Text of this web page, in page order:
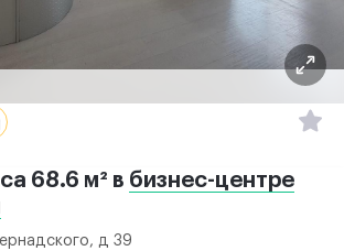
68.6 м² в бизнес-центре
д 39